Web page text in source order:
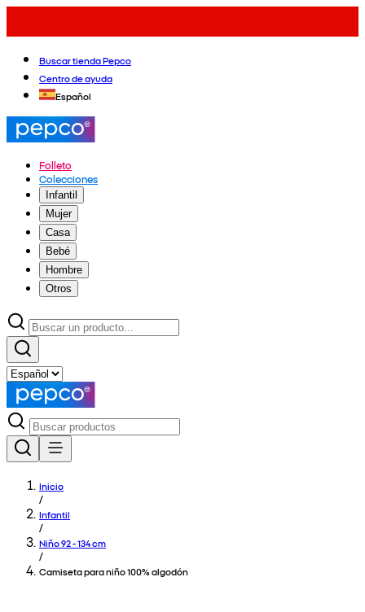
Buscar tienda Pepco
Centro de ayuda
Español
Folleto
Colecciones
Infantil
Mujer
Casa
Bebé
Hombre
Otros
Inicio
/
Infantil
/
Niño 92 - 134 cm
/
Camiseta para niño 100% algodón